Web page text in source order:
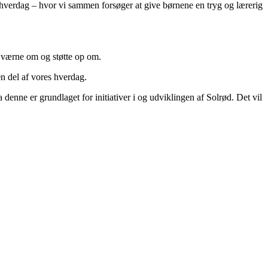
– hvor vi sammen forsøger at give børnene en tryg og lærerig
om og støtte op om.
del af vores hverdag.
er grundlaget for initiativer i og udviklingen af Solrød. Det vil